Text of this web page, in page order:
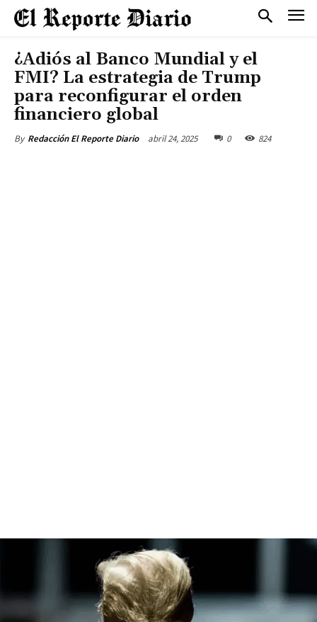
¿Adiós al Banco Mundial y el
FMI? La estrategia de Trump
para reconfigurar el orden
financiero global
By Redacción El Reporte Diario abril 24, 2025 0 824